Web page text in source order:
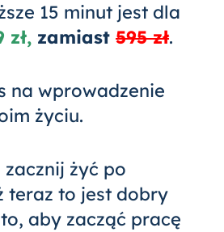
15 minut jest dla
zł, zamiast 595 zł.
na wprowadzenie
życiu.
żyć po
teraz to jest dobry
aby zacząć pracę